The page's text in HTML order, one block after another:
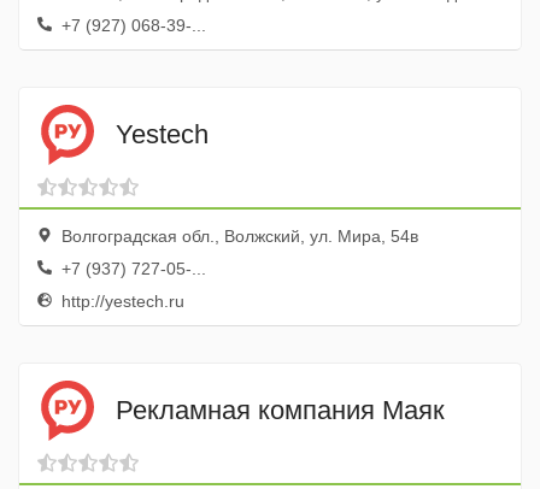
+7 (927) 068-39-...
Yestech
Волгоградская обл., Волжский, ул. Мира, 54в
+7 (937) 727-05-...
http://yestech.ru
Рекламная компания Маяк